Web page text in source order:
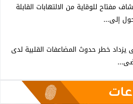
مفتاح للوقاية من الالتهابات القابلة
إلى...
يزداد خطر حدوث المضاعفات القلبية لدى